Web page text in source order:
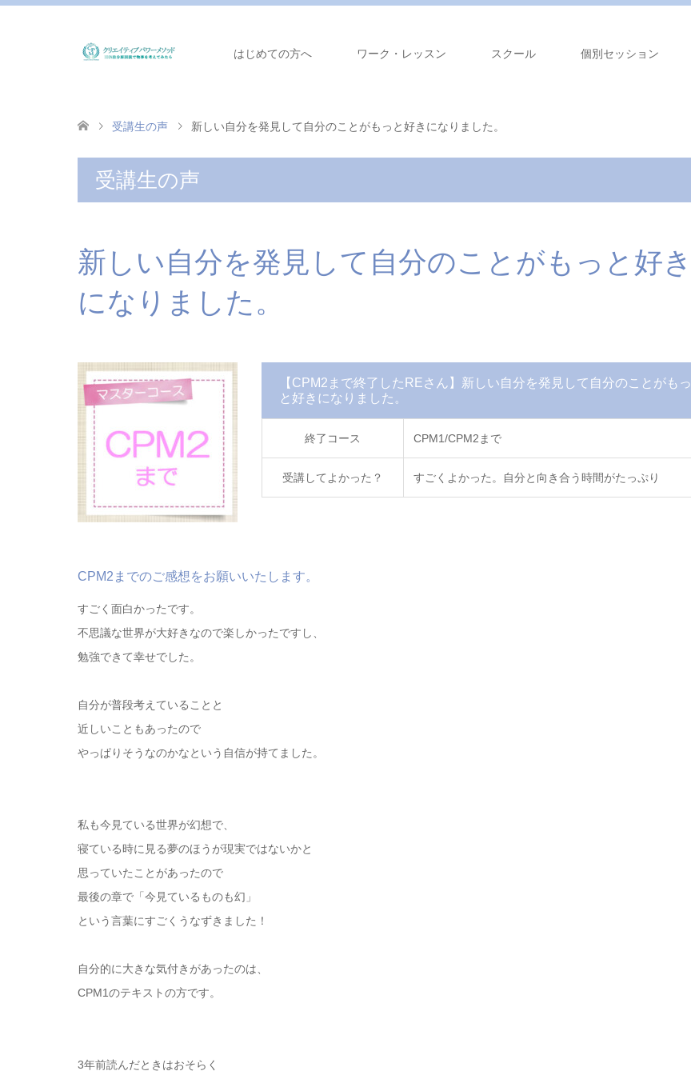
はじめての方へ ワーク・レッスン スクール 個別セッション
受講生の声 新しい自分を発見して自分のことがもっと好きになりました。
受講生の声
新しい自分を発見して自分のことがもっと好き
になりました。
【CPM2まで終了したREさん】新しい自分を発見して自分のことがもっ
と好きになりました。
終了コース CPM1/CPM2まで
受講してよかった？ すごくよかった。自分と向き合う時間がたっぷり
CPM2までのご感想をお願いいたします。
すごく面白かったです。
不思議な世界が大好きなので楽しかったですし、
勉強できて幸せでした。
自分が普段考えていることと
近しいこともあったので
やっぱりそうなのかなという自信が持てました。
私も今見ている世界が幻想で、
寝ている時に見る夢のほうが現実ではないかと
思っていたことがあったので
最後の章で「今見ているものも幻」
という言葉にすごくうなずきました！
自分的に大きな気付きがあったのは、
CPM1のテキストの方です。
3年前読んだときはおそらく